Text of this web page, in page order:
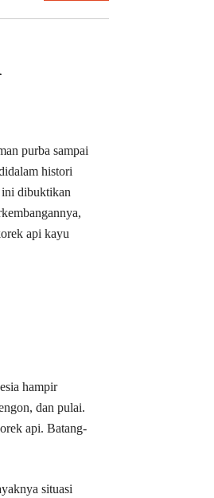
purba sampai
histori
ini dibuktikan
api kayu
hampir
dan pulai.
api. Batang-
situasi